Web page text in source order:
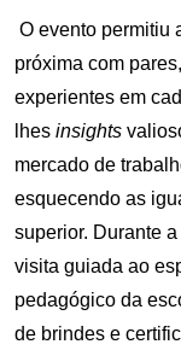
O evento permitiu
próxima com
experientes em
lhes insights
mercado de
esquecendo as
superior. Durante
visita guiada ao
pedagógico da
de brindes e